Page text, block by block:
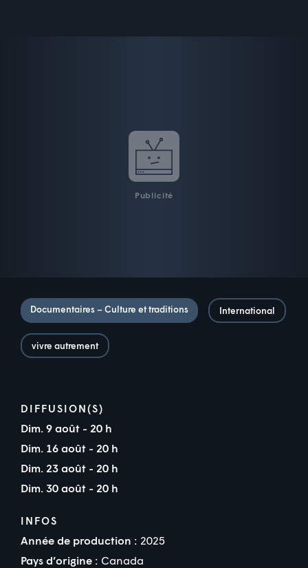
Publicité
Documentaires – Culture et traditions International
vivre autrement
DIFFUSION(S)
Dim. 9 août - 20 h
Dim. 16 août - 20 h
Dim. 23 août - 20 h
Dim. 30 août - 20 h
INFOS
Année de production : 2025
Pays d’origine : Canada